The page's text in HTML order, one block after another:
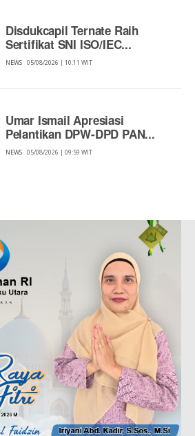
Disdukcapil Ternate Raih
Sertifikat SNI ISO/IEC...
NEWS 05/08/2026 | 10:11 WIT
Umar Ismail Apresiasi
Pelantikan DPW-DPD PAN...
NEWS 05/08/2026 | 09:59 WIT